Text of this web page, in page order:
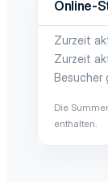
Online-
Zurzeit
Zurzeit
Besucher
Die
enthalten.